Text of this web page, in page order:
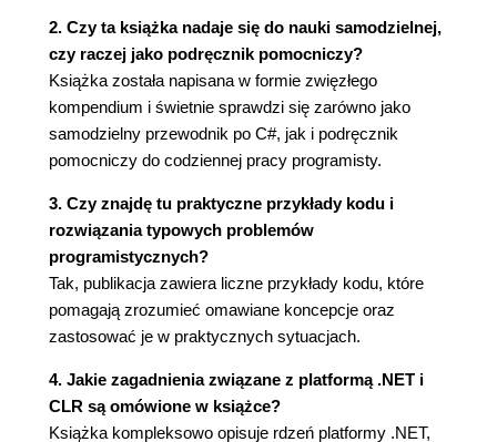
Wyliczanie i iteratory (166)
Typy wartościowe dopuszczające wartość null
(171)
Przeciążanie operatorów (177)
Metody rozszerzające (180)
Typy anonimowe (182)
Wiązanie dynamiczne (183)
Atrybuty (191)
Atrybuty informacji wywołującego (193)
Niebezpieczny kod i wskaźniki (194)
Dyrektywy preprocesora (198)
Dokumentacja XML (200)
CLR i rdzeń platformy (207)
Technologie praktyczne (212)
2. Czy ta książka nadaje się do nauki samodzielnej,
czy raczej jako podręcznik pomocniczy?
Książka została napisana w formie zwięzłego
kompendium i świetnie sprawdzi się zarówno jako
samodzielny przewodnik po C#, jak i podręcznik
pomocniczy do codziennej pracy programisty.
3. Czy znajdę tu praktyczne przykłady kodu i
rozwiązania typowych problemów
programistycznych?
Tak, publikacja zawiera liczne przykłady kodu, które
pomagają zrozumieć omawiane koncepcje oraz
zastosować je w praktycznych sytuacjach.
4. Jakie zagadnienia związane z platformą .NET i
CLR są omówione w książce?
Książka kompleksowo opisuje rdzeń platformy .NET,